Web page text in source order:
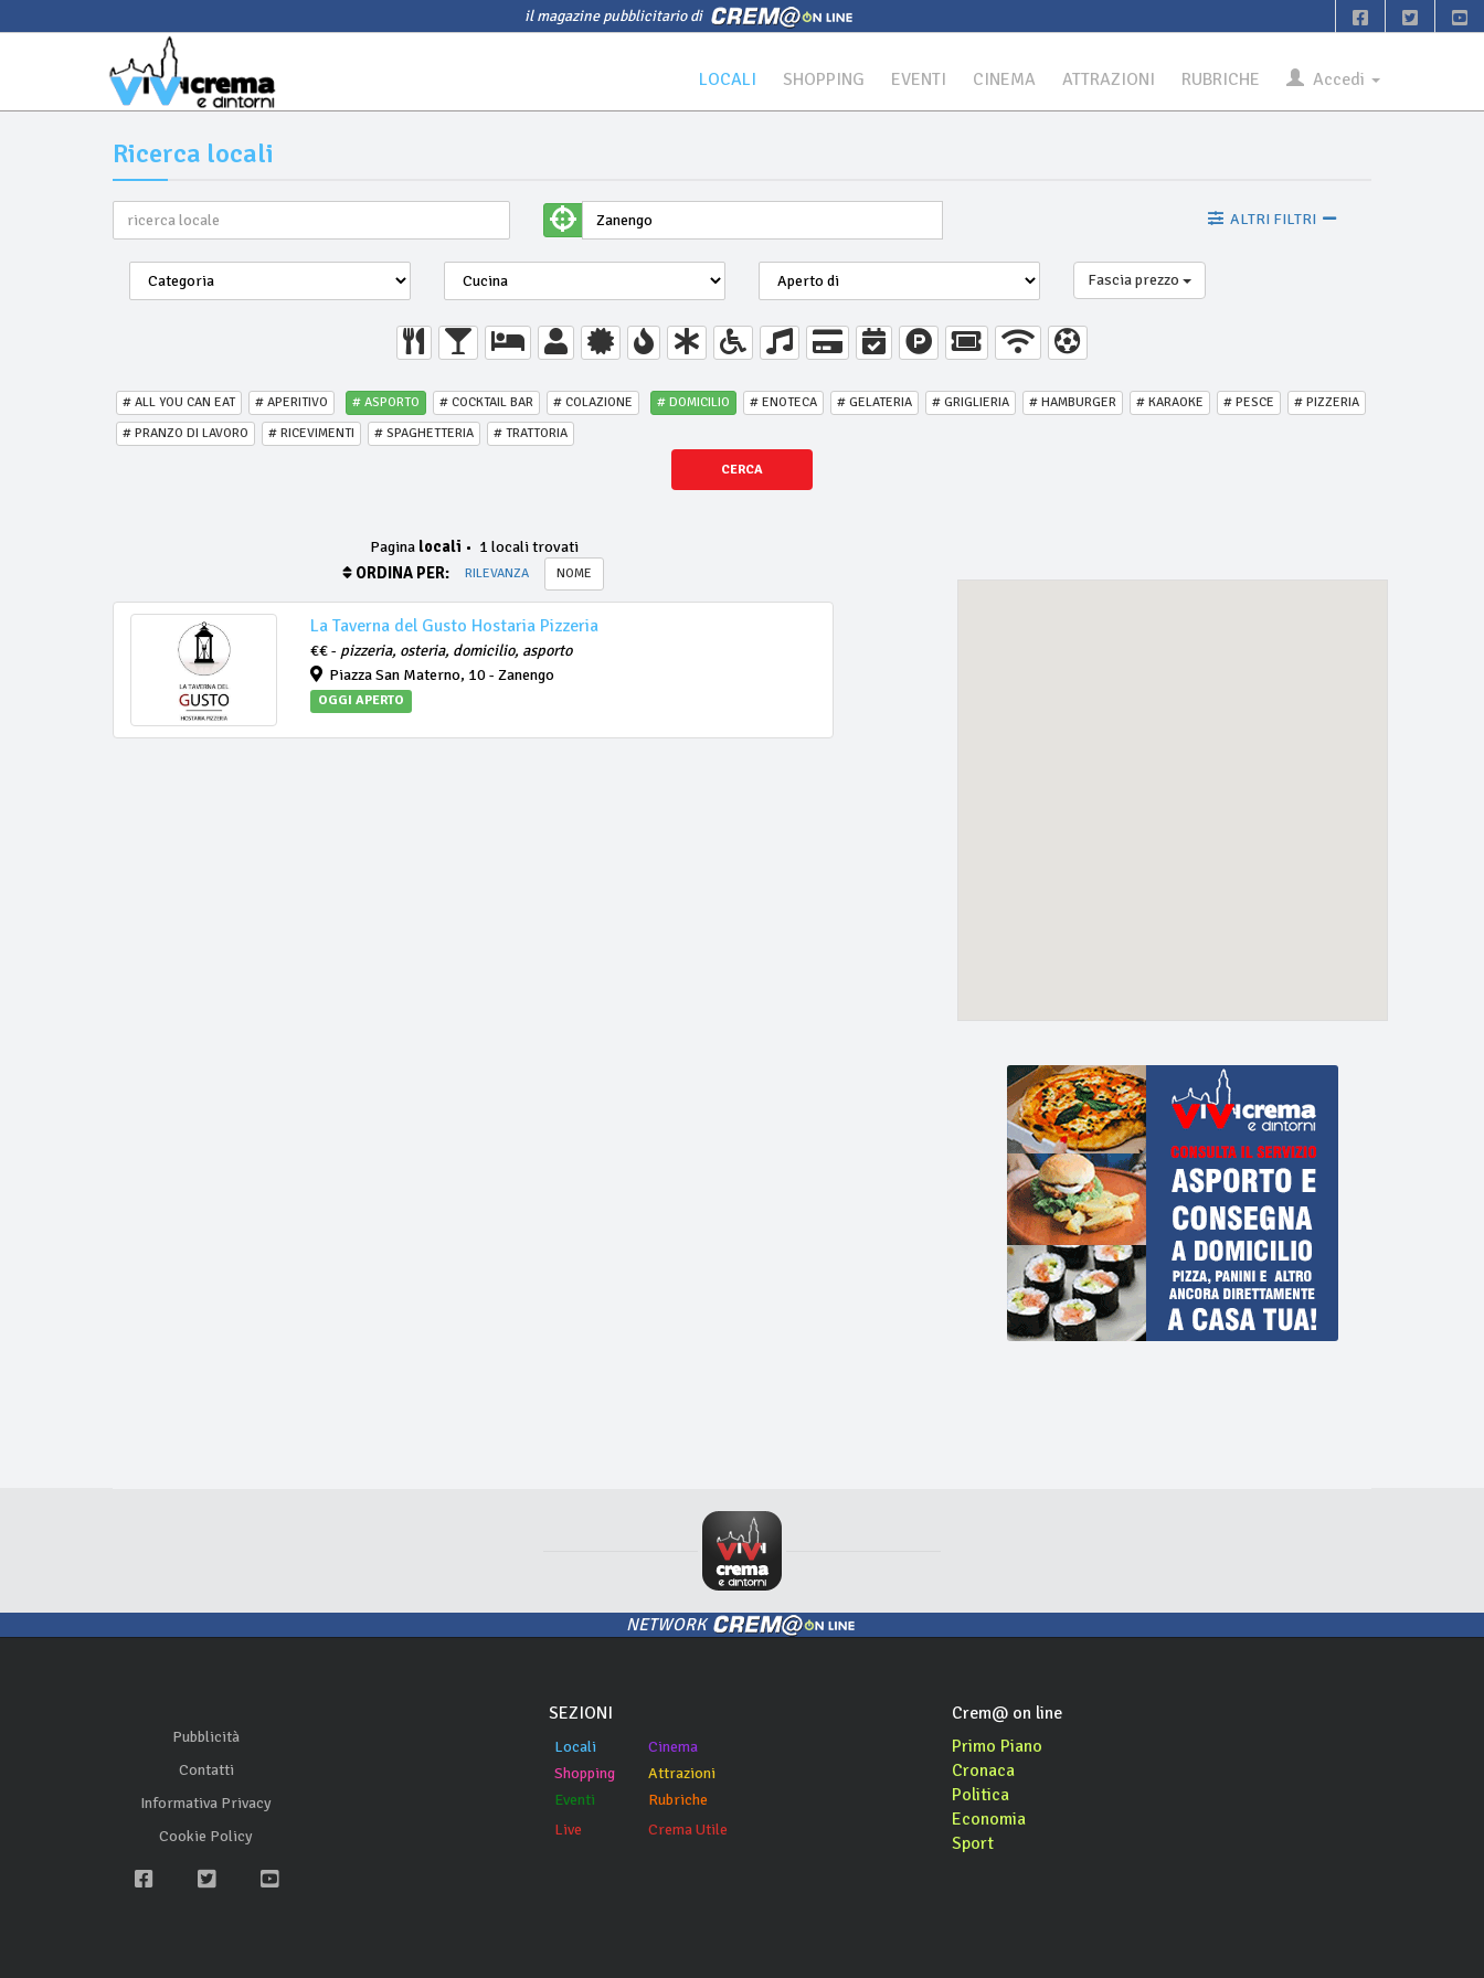
il magazine pubblicitario di
LOCALI SHOPPING EVENTI CINEMA ATTRAZIONI RUBRICHE Accedi
Ricerca locali
ALTRI FILTRI
Fascia prezzo
# ALL YOU CAN EAT # APERITIVO # ASPORTO # COCKTAIL BAR # COLAZIONE # DOMICILIO # ENOTECA # GELATERIA # GRIGLIERIA # HAMBURGER # KARAOKE # PESCE
# PIZZERIA
# PRANZO DI LAVORO
# RICEVIMENTI # SPAGHETTERIA # TRATTORIA
CERCA
Pagina locali • 1 locali trovati
ORDINA PER:
RILEVANZA NOME
La Taverna del Gusto Hostaria Pizzeria
€€ - pizzeria, osteria, domicilio, asporto
Piazza San Materno, 10 - Zanengo
OGGI APERTO
NETWORK
Pubblicità
Contatti
Informativa Privacy
Cookie Policy
SEZIONI
Locali
Shopping
Eventi
Live
Cinema
Attrazioni
Rubriche
Crema Utile
Crem@ on line
Primo Piano
Cronaca
Politica
Economia
Sport